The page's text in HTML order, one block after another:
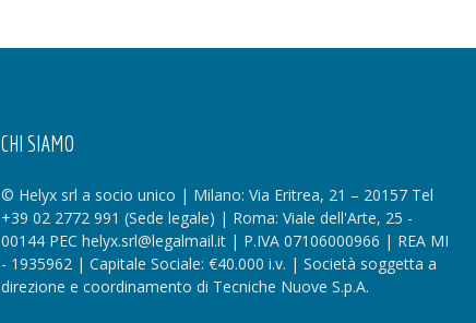
CHI SIAMO
© Helyx srl a socio unico | Milano: Via Eritrea, 21 – 20157 Tel
+39 02 2772 991 (Sede legale) | Roma: Viale dell'Arte, 25 -
00144 PEC helyx.srl@legalmail.it | P.IVA 07106000966 | REA MI
- 1935962 | Capitale Sociale: €40.000 i.v. | Società soggetta a
direzione e coordinamento di Tecniche Nuove S.p.A.